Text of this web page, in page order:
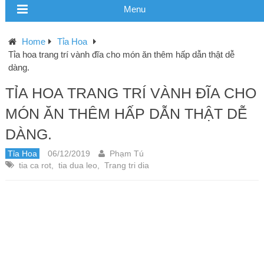
Menu
Home
Tỉa Hoa
Tỉa hoa trang trí vành đĩa cho món ăn thêm hấp dẫn thật dễ
dàng.
TỈA HOA TRANG TRÍ VÀNH ĐĨA CHO
MÓN ĂN THÊM HẤP DẪN THẬT DỄ
DÀNG.
Tỉa Hoa 06/12/2019
Phạm Tú
tia ca rot, tia dua leo Trang tri dia